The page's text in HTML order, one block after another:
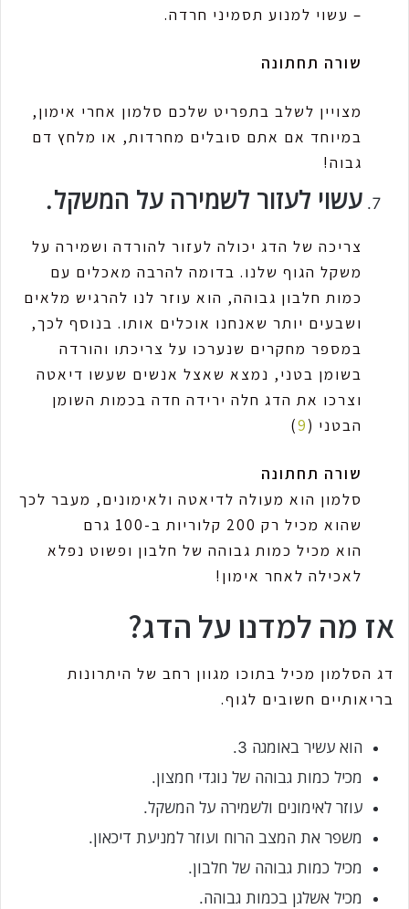
– עשוי למנוע תסמיני חרדה.
שורה תחתונה
מצויין לשלב בתפריט שלכם סלמון אחרי אימון,
במיוחד אם אתם סובלים מחרדות, או מלחץ דם
גבוה!
עשוי לעזור לשמירה על המשקל.
צריכה של הדג יכולה לעזור להורדה ושמירה על
משקל הגוף שלנו. בדומה להרבה מאכלים עם
כמות חלבון גבוהה, הוא עוזר לנו להרגיש מלאים
ושבעים יותר שאנחנו אוכלים אותו. בנוסף לכך,
במספר מחקרים שנערכו על צריכתו והורדה
בשומן בטני, נמצא שאצל אנשים שעשו דיאטה
וצרכו את הדג חלה ירידה חדה בכמות השומן
הבטני (9
)
שורה תחתונה
סלמון הוא מעולה לדיאטה ולאימונים, מעבר לכך
שהוא מכיל רק 200 קלוריות ב-100 גרם
הוא מכיל כמות גבוהה של חלבון ופשוט נפלא
לאכילה לאחר אימון!
אז מה למדנו על הדג?
דג הסלמון מכיל בתוכו מגוון רחב של היתרונות
בריאותיים חשובים לגוף.
הוא עשיר באומגה 3.
מכיל כמות גבוהה של נוגדי חמצון.
עוזר לאימונים ולשמירה על המשקל.
משפר את המצב הרוח ועוזר למניעת דיכאון.
מכיל כמות גבוהה של חלבון.
מכיל אשלגן בכמות גבוהה.